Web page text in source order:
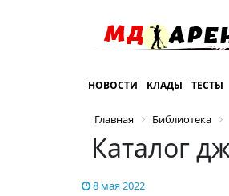
НОВОСТИ КЛАДЫ ТЕСТЫ
Главная Библиотека
Каталог
8 мая 2022